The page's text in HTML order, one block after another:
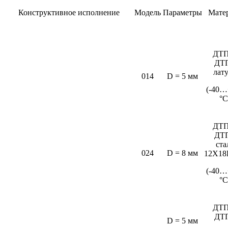
Конструктивное исполнение Модель Параметры
014 D = 5 мм
(-
024 D = 8 мм
(-
D = 5 мм